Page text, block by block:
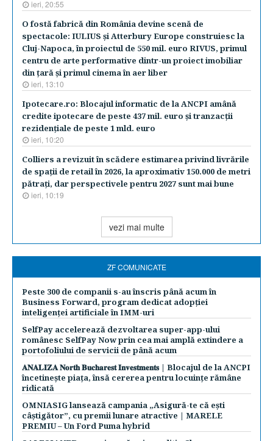
ieri, 20:55
O fostă fabrică din România devine scenă de
spectacole: IULIUS şi Atterbury Europe construiesc la
Cluj-Napoca, în proiectul de 550 mil. euro RIVUS, primul
centru de arte performative dintr-un proiect imobiliar
din ţară şi primul cinema în aer liber
ieri, 13:10
Ipotecare.ro: Blocajul informatic de la ANCPI amână
credite ipotecare de peste 437 mil. euro şi tranzacţii
rezidenţiale de peste 1 mld. euro
ieri, 10:20
Colliers a revizuit în scădere estimarea privind livrările
de spaţii de retail în 2026, la aproximativ 150.000 de metri
pătraţi, dar perspectivele pentru 2027 sunt mai bune
ieri, 10:19
vezi mai multe
ZF COMUNICATE
Peste 300 de companii s-au înscris până acum în
Business Forward, program dedicat adopției
inteligenței artificiale în IMM-uri
SelfPay accelerează dezvoltarea super-app-ului
românesc SelfPay Now prin cea mai amplă extindere a
portofoliului de servicii de până acum
𝐀𝐍𝐀𝐋𝐈𝐙𝐀 𝐍𝐨𝐫𝐭𝐡 𝐁𝐮𝐜𝐡𝐚𝐫𝐞𝐬𝐭 𝐈𝐧𝐯𝐞𝐬𝐭𝐦𝐞𝐧𝐭𝐬 | Blocajul de la ANCPI
încetinește piața, însă cererea pentru locuințe rămâne
ridicată
OMNIASIG lansează campania „Asigură-te că ești
câștigător”, cu premii lunare atractive | MARELE
PREMIU – Un Ford Puma hybrid